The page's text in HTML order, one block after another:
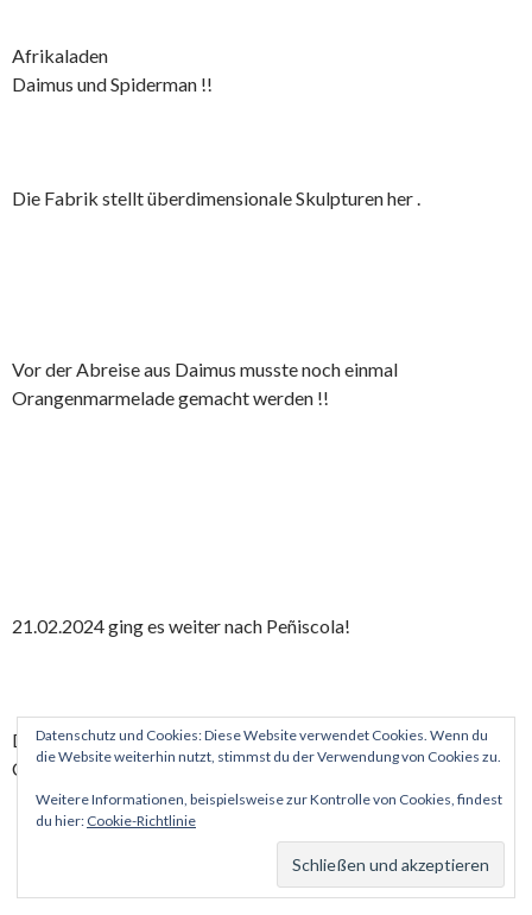
Afrikaladen
Daimus und Spiderman !!
Die Fabrik stellt überdimensionale Skulpturen her .
Vor der Abreise aus Daimus musste noch einmal
Orangenmarmelade gemacht werden !!
21.02.2024 ging es weiter nach Peñiscola!
Diesmal ging es 2 Tage auf den Stellplatz „La Brisa“. Der
Campingplatz „Eden“ war ausgebucht !
Datenschutz und Cookies: Diese Website verwendet Cookies. Wenn du
die Website weiterhin nutzt, stimmst du der Verwendung von Cookies zu.
Weitere Informationen, beispielsweise zur Kontrolle von Cookies, findest
du hier: Cookie-Richtlinie